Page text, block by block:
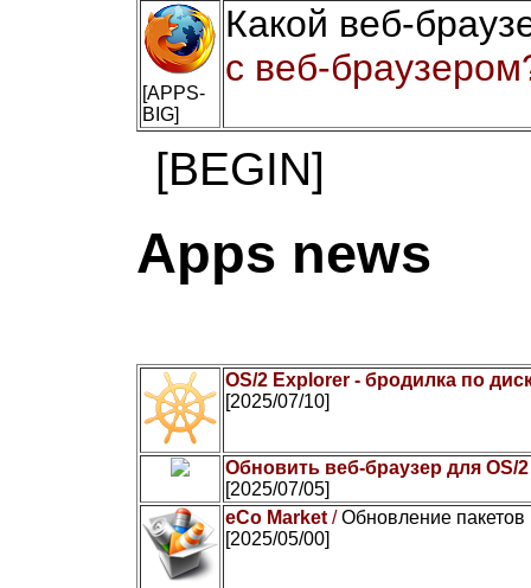
[APPS-
BIG]
Какой веб-
с веб-
[BEGIN]
Apps news
OS/2 Explorer - бродилка по
[2025/07/10]
Обновить веб-браузер для OS/2
[2025/07/05]
eCo Market /Обновление пакетов
[2025/05/00]